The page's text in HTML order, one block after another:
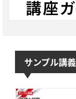
サンプル講義